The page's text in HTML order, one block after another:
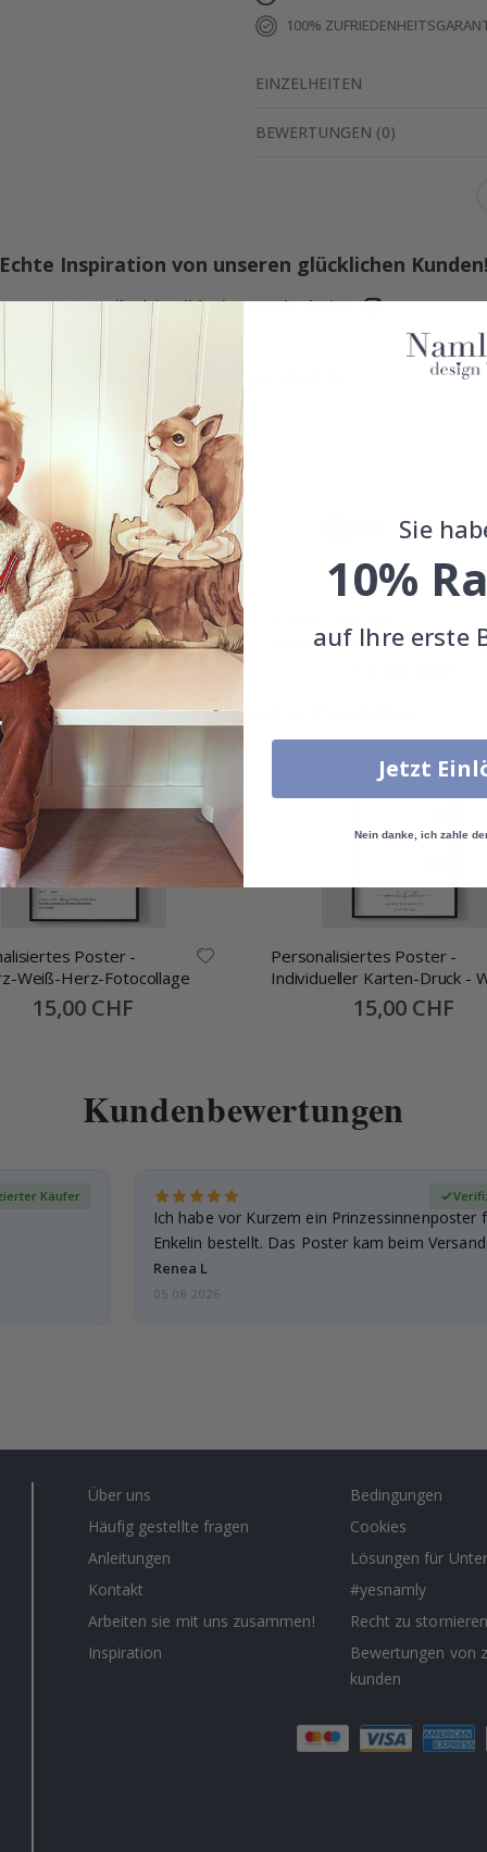
100%
EINZELHEITEN
BEWERTUNGEN (0)
Echte Inspiration von unseren glücklichen Kunden!
Teile dein Bild mit #namly_design
Ähnliche produkte
- Nebelberg
Special
Price
11,00 CHF
Berglandschaft
Zusammen gekaufte Produkte
Poster -
Weiß-Herz-Fotocollage
Special
Price
15,00 CHF
Personalisiertes Poster -
Individueller Karten-Druck -
alles begannSpecial
Price
15,00 CHF
Kundenbewertungen
Käufer
Ich habe vor Kurzem ein Prinzessinnenposter
Enkelin bestellt. Das Poster kam beim
beschädigt…
Renea L
05.08.2026
Über uns
Häufig gestellte fragen
Anleitungen
Kontakt
Arbeiten sie mit uns zusammen!
Inspiration
Bedingungen
Cookies
Lösungen für
#yesnamly
Recht zu stornieren
Bewertungen von
kunden
Sie
10%
auf Ihre erste
Jetzt
Nein danke, ich zahle